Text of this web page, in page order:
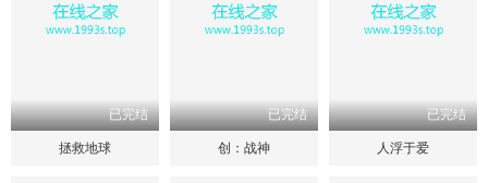
已完结
拯救地球
已完结
创：战神
已完结
人浮于爱